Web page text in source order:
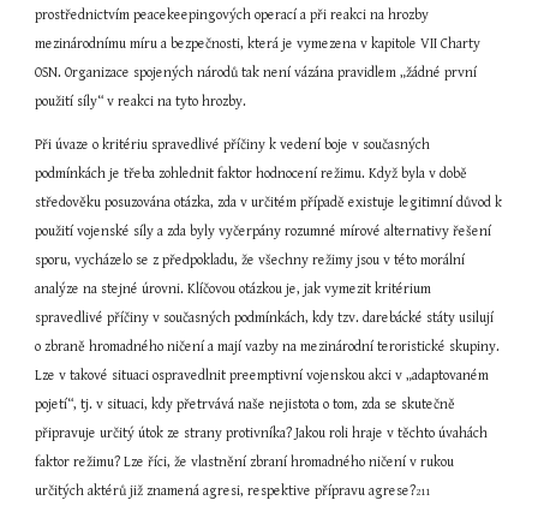
prostřednictvím peacekeepingových operací a při reakci na hrozby
mezinárodnímu míru a bezpečnosti, která je vymezena v kapitole VII Charty
OSN. Organizace spojených národů tak není vázána pravidlem „žádné první
použití síly“ v reakci na tyto hrozby.
Při úvaze o kritériu spravedlivé příčiny k vedení boje v současných
podmínkách je třeba zohlednit faktor hodnocení režimu. Když byla v době
středověku posuzována otázka, zda v určitém případě existuje legitimní důvod k
použití vojenské síly a zda byly vyčerpány rozumné mírové alternativy řešení
sporu, vycházelo se z předpokladu, že všechny režimy jsou v této morální
analýze na stejné úrovni. Klíčovou otázkou je, jak vymezit kritérium
spravedlivé příčiny v současných podmínkách, kdy tzv. darebácké státy usilují
o zbraně hromadného ničení a mají vazby na mezinárodní teroristické skupiny.
Lze v takové situaci ospravedlnit preemptivní vojenskou akci v „adaptovaném
pojetí“, tj. v situaci, kdy přetrvává naše nejistota o tom, zda se skutečně
připravuje určitý útok ze strany protivníka? Jakou roli hraje v těchto úvahách
faktor režimu? Lze říci, že vlastnění zbraní hromadného ničení v rukou
určitých aktérů již znamená agresi, respektive přípravu agrese?211